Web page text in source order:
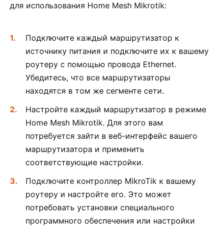
для использования Home Mesh Mikrotik:
Подключите каждый маршрутизатор к
источнику питания и подключите их к вашему
роутеру с помощью провода Ethernet.
Убедитесь, что все маршрутизаторы
находятся в том же сегменте сети.
Настройте каждый маршрутизатор в режиме
Home Mesh Mikrotik. Для этого вам
потребуется зайти в веб-интерфейс вашего
маршрутизатора и применить
соответствующие настройки.
Подключите контроллер MikroTik к вашему
роутеру и настройте его. Это может
потребовать установки специального
программного обеспечения или настройки